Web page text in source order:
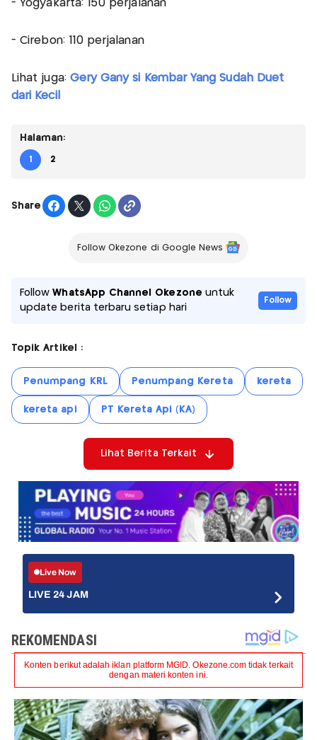
- ⁠Yogyakarta: 150 perjalanan
- ⁠Cirebon: 110 perjalanan
Lihat juga: Gery Gany si Kembar Yang Sudah Duet
dari Kecil
Halaman:
1 2
Share
Follow Okezone di Google News
FollowWhatsApp Channel Okezone untuk
update berita terbaru setiap hari
Follow
Topik Artikel :
Penumpang KRL Penumpang Kereta kereta
kereta api PT Kereta Api (KA)
Lihat Berita Terkait
Live Now
LIVE 24 JAM